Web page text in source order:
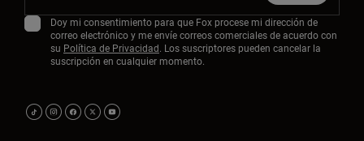
Doy mi consentimiento para que Fox procese mi dirección de
correo electrónico y me envíe correos comerciales de acuerdo con
su Política de Privacidad. Los suscriptores pueden cancelar la
suscripción en cualquier momento.